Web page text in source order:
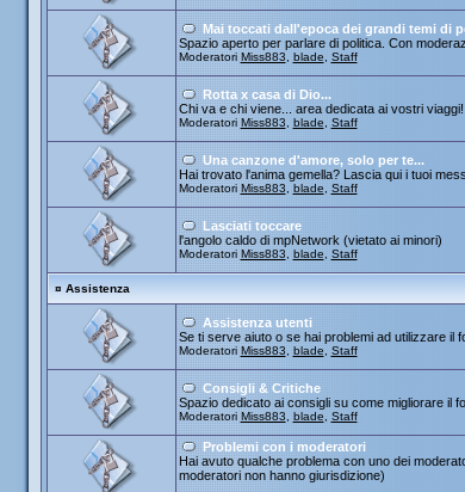
Mai toccati dall'epoca dei grandi temi di
Spazio aperto per parlare di politica. Con
Moderatori Miss883 blade Staff
Rotta x casa di Dio...
Chi va e chi viene... area dedicata ai vostri viaggi!
Moderatori Miss883 blade Staff
Una canzone d'amore, solo per te...
Hai trovato l'anima gemella? Lascia qui i tuoi
Moderatori Miss883 blade Staff
Lasciati toccare
l'angolo caldo di mpNetwork (vietato ai minori)
Moderatori Miss883 blade Staff
¤ Assistenza
Assistenza utenti
Se ti serve aiuto o se hai problemi ad utilizzare il
Moderatori Miss883 blade Staff
Consigli & Critiche
Spazio dedicato ai consigli su come migliorare il
Moderatori Miss883 blade Staff
Problemi con i moderatori
Hai avuto qualche problema con uno dei
moderatori non hanno giurisdizione)